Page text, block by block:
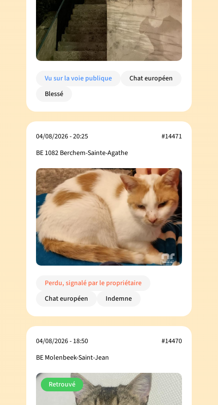
Vu sur la voie publique
Chat européen
Blessé
04/08/2026 - 20:25
BE 1082 Berchem-Sainte-Agathe
#14471
Perdu, signalé par le propriétaire
Chat européen
Indemne
04/08/2026 - 18:50
BE Molenbeek-Saint-Jean
#14470
Retrouvé